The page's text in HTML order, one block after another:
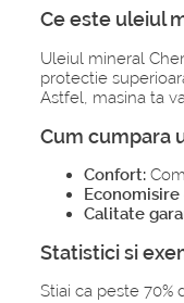
Ce este uleiul
Uleiul mineral
protectie
Astfel, masina ta
Cum cumpara
Confort:
Calitate
Statistici si
Stiai ca peste